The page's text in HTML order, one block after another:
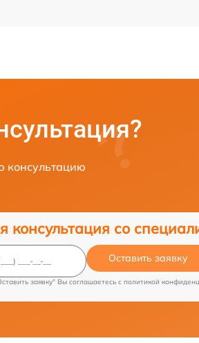
консультацию
консультация со
Оставить заявку
заявку" Вы соглашаетесь c политикой